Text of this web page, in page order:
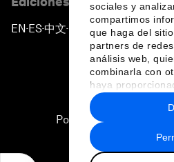
sociales y
compartimos
que haga del
partners de
análisis web,
combinarla con
haya
recopilado a
hecho de sus
EN ▪ES▪中文▪ 日本語
Política de privacidad